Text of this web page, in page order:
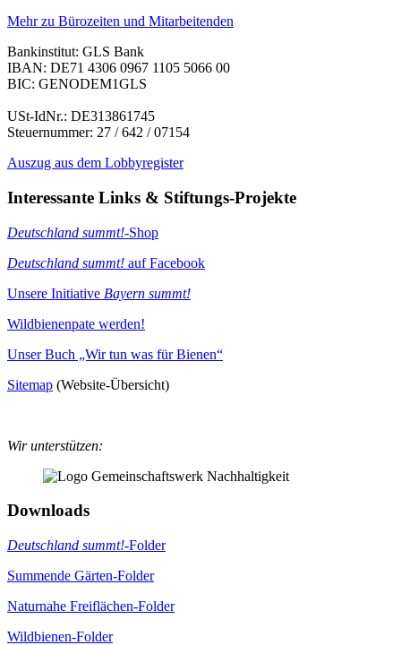
Mehr zu Bürozeiten und Mitarbeitenden
Bankinstitut: GLS Bank
IBAN: DE71 4306 0967 1105 5066 00
BIC: GENODEM1GLS
USt-IdNr.: DE313861745
Steuernummer: 27 / 642 / 07154
Auszug aus dem Lobbyregister
Interessante Links & Stiftungs-Projekte
Deutschland summt!-Shop
Deutschland summt! auf Facebook
Unsere Initiative Bayern summt!
Wildbienenpate werden!
Unser Buch „Wir tun was für Bienen“
Sitemap (Website-Übersicht)
Wir unterstützen:
Downloads
Deutschland summt!-Folder
Summende Gärten-Folder
Naturnahe Freiflächen-Folder
Wildbienen-Folder